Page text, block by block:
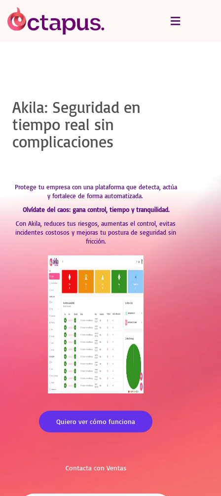
Akila: Seguridad en
tiempo real sin
complicaciones
Protege tu empresa con una plataforma que detecta, actúa
y fortalece de forma automatizada.
Olvídate del caos: gana control, tiempo y tranquilidad.
Con Akila, reduces tus riesgos, aumentas el control, evitas
incidentes costosos y mejoras tu postura de seguridad sin
fricción.
Quiero ver cómo funciona
Contacta con Ventas